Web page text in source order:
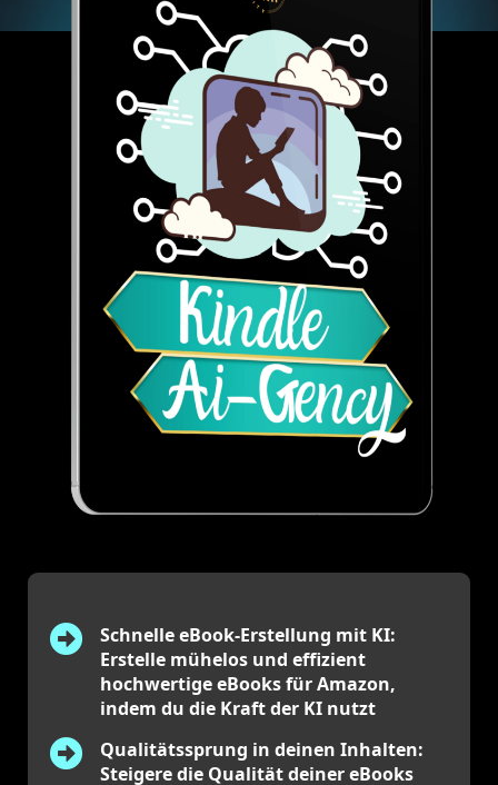
Schnelle eBook-Erstellung mit KI:
Erstelle mühelos und effizient
hochwertige eBooks für Amazon,
indem du die Kraft der KI nutzt
Qualitätssprung in deinen Inhalten:
Steigere die Qualität deiner eBooks